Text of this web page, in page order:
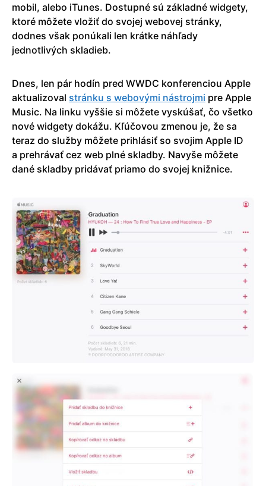
mobil, alebo iTunes. Dostupné sú základné widgety,
ktoré môžete vložiť do svojej webovej stránky,
dodnes však ponúkali len krátke náhľady
jednotlivých skladieb.
Dnes, len pár hodín pred WWDC konferenciou Apple
aktualizoval stránku s webovými nástrojmi pre Apple
Music. Na linku vyššie si môžete vyskúšať, čo všetko
nové widgety dokážu. Kľúčovou zmenou je, že sa
teraz do služby môžete prihlásiť so svojim Apple ID
a prehrávať cez web plné skladby. Navyše môžete
dané skladby pridávať priamo do svojej knižnice.